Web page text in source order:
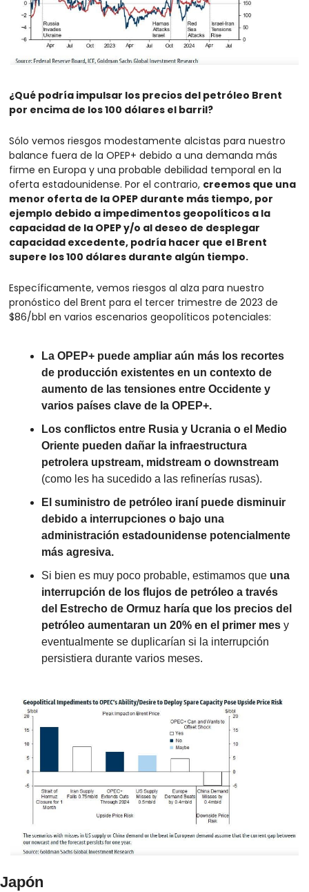
¿Qué podría impulsar los precios del petróleo Brent
por encima de los 100 dólares el barril?
Sólo vemos riesgos modestamente alcistas para nuestro
balance fuera de la OPEP+ debido a una demanda más
firme en Europa y una probable debilidad temporal en la
oferta estadounidense. Por el contrario, creemos que una
menor oferta de la OPEP durante más tiempo, por
ejemplo debido a impedimentos geopolíticos a la
capacidad de la OPEP y/o al deseo de desplegar
capacidad excedente, podría hacer que el Brent
supere los 100 dólares durante algún tiempo.
Específicamente, vemos riesgos al alza para nuestro
pronóstico del Brent para el tercer trimestre de 2023 de
$86/bbl en varios escenarios geopolíticos potenciales:
La OPEP+ puede ampliar aún más los recortes
de producción existentes en un contexto de
aumento de las tensiones entre Occidente y
varios países clave de la OPEP+.
Los conflictos entre Rusia y Ucrania o el Medio
Oriente pueden dañar la infraestructura
petrolera upstream, midstream o downstream
(como les ha sucedido a las refinerías rusas).
El suministro de petróleo iraní puede disminuir
debido a interrupciones o bajo una
administración estadounidense potencialmente
más agresiva.
Si bien es muy poco probable, estimamos que una
interrupción de los flujos de petróleo a través
del Estrecho de Ormuz haría que los precios del
petróleo aumentaran un 20% en el primer mes y
eventualmente se duplicarían si la interrupción
persistiera durante varios meses.
Japón